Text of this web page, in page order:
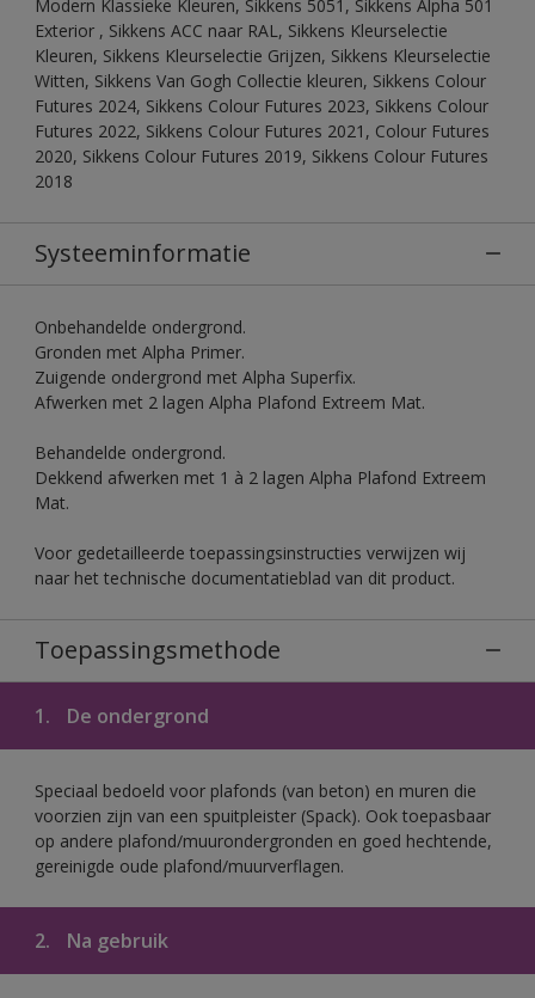
Modern Klassieke Kleuren, Sikkens 5051, Sikkens Alpha 501
Exterior , Sikkens ACC naar RAL, Sikkens Kleurselectie
Kleuren, Sikkens Kleurselectie Grijzen, Sikkens Kleurselectie
Witten, Sikkens Van Gogh Collectie kleuren, Sikkens Colour
Futures 2024, Sikkens Colour Futures 2023, Sikkens Colour
Futures 2022, Sikkens Colour Futures 2021, Colour Futures
2020, Sikkens Colour Futures 2019, Sikkens Colour Futures
2018
Systeeminformatie
Onbehandelde ondergrond.
Gronden met Alpha Primer.
Zuigende ondergrond met Alpha Superfix.
Afwerken met 2 lagen Alpha Plafond Extreem Mat.
Behandelde ondergrond.
Dekkend afwerken met 1 à 2 lagen Alpha Plafond Extreem
Mat.
Voor gedetailleerde toepassingsinstructies verwijzen wij
naar het technische documentatieblad van dit product.
Toepassingsmethode
1. De ondergrond
Speciaal bedoeld voor plafonds (van beton) en muren die
voorzien zijn van een spuitpleister (Spack). Ook toepasbaar
op andere plafond/muurondergronden en goed hechtende,
gereinigde oude plafond/muurverflagen.
2. Na gebruik